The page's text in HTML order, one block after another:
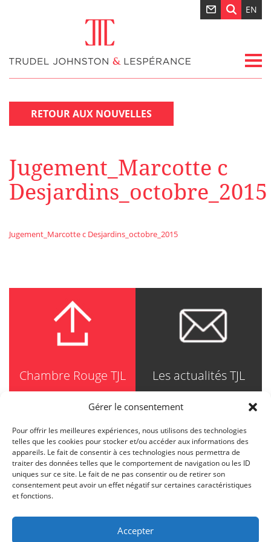
Gérer le consentement
Pour offrir les meilleures expériences, nous utilisons des technologies
telles que les cookies pour stocker et/ou accéder aux informations des
appareils. Le fait de consentir à ces technologies nous permettra de
traiter des données telles que le comportement de navigation ou les ID
uniques sur ce site. Le fait de ne pas consentir ou de retirer son
consentement peut avoir un effet négatif sur certaines caractéristiques
et fonctions.
Accepter
EN
RETOUR AUX NOUVELLES
Jugement_Marcotte c
Desjardins_octobre_2015
Jugement_Marcotte c Desjardins_octobre_2015
Chambre Rouge TJL Les actualités TJL
TRUDEL JOHNSTON & LESPÉRANCE
Avocats / Barristers & Solicitors
750, Côte de la Place d'Armes, Suite 90
Montréal (Quebec) H2Y 2X8
T514 871-8385
1-844-588-8385
info@tjl.quebec